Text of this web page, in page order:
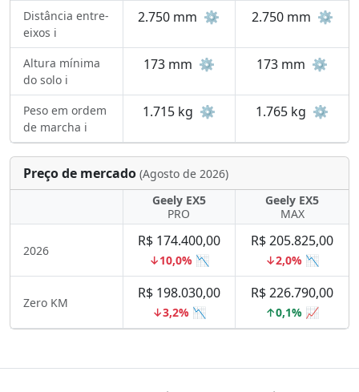
Distância entre-
eixos ℹ️
2.750 mm ⚙️ 2.750 mm ⚙️
Altura mínima
do solo ℹ️
173 mm ⚙️ 173 mm ⚙️
Peso em ordem
de marcha ℹ️
1.715 kg ⚙️ 1.765 kg ⚙️
Preço de mercado (Agosto de 2026)
Geely EX5
PRO
Geely EX5
MAX
2026
R$ 174.400,00
↓10,0% 📉
R$ 205.825,00
↓2,0% 📉
Zero KM
R$ 198.030,00
↓3,2% 📉
R$ 226.790,00
↑0,1% 📈